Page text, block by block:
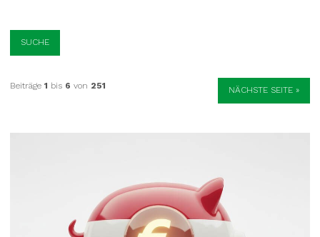
SUCHE
Beiträge 1 bis 6 von 251 NÄCHSTE SEITE »